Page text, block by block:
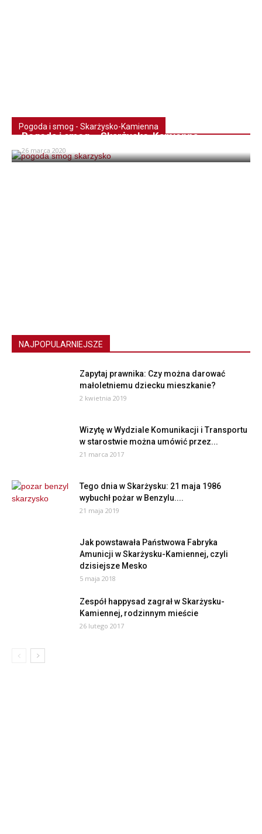
Pogoda i smog - Skarżysko-Kamienna
Pogoda i smog – Skarżysko-Kamienna
26 marca 2020
NAJPOPULARNIEJSZE
Zapytaj prawnika: Czy można darować
małoletniemu dziecku mieszkanie?
2 kwietnia 2019
Wizytę w Wydziale Komunikacji i Transportu
w starostwie można umówić przez...
21 marca 2017
Tego dnia w Skarżysku: 21 maja 1986
wybuchł pożar w Benzylu....
21 maja 2019
Jak powstawała Państwowa Fabryka
Amunicji w Skarżysku-Kamiennej, czyli
dzisiejsze Mesko
5 maja 2018
Zespół happysad zagrał w Skarżysku-
Kamiennej, rodzinnym mieście
26 lutego 2017